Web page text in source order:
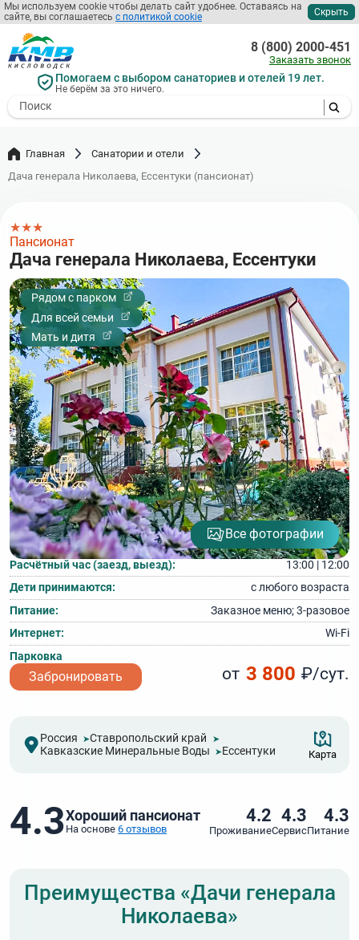
Мы используем cookie чтобы делать сайт удобнее. Оставаясь на
сайте, вы соглашаетесь с политикой cookie Скрыть
Перейти
к
основному
содержанию
Помогаем с выбором санаториев и отелей 19 лет.
Не берём за это ничего.
- I agree to the processing of my
8 (800) 2000-451
Заказать звонок
Главная
Санатории и отели
Дача генерала Николаева, Ессентуки (пансионат)
Пансионат
Дача генерала Николаева, Ессентуки
★★★
Рядом с парком
Для всей семьи
Мать и дитя
Все фотографии
Расчётный час (заезд, выезд):
13:00 | 12:00
Дети принимаются:
с любого возраста
Питание:
Заказное меню; 3‑разовое
Интернет:
Wi-Fi
Парковка
Забронировать от 3 800 ₽/сут.
Россия
Ставропольский край
Кавказские Минеральные Воды
Ессентуки Карта
4.3Хороший пансионат
На основе6 отзывов
4.2
Проживание
4.3
Сервис
4.3
Питание
Преимущества «Дачи генерала
Николаева»